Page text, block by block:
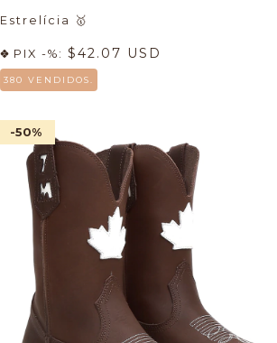
Estrelícia 🥇
PIX -%: $42.07 USD
380 VENDIDOS.
-50%